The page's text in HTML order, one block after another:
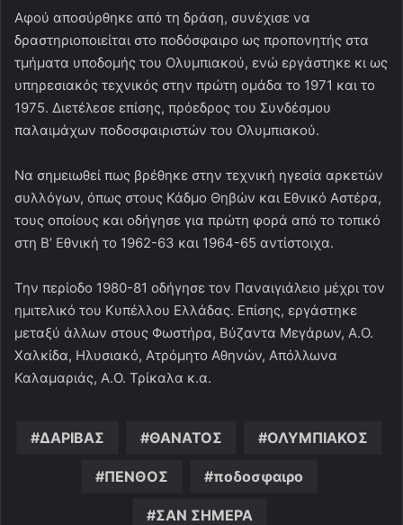
Αφού αποσύρθηκε από τη δράση, συνέχισε να
δραστηριοποιείται στο ποδόσφαιρο ως προπονητής στα
τμήματα υποδομής του Ολυμπιακού, ενώ εργάστηκε κι ως
υπηρεσιακός τεχνικός στην πρώτη ομάδα το 1971 και το
1975. Διετέλεσε επίσης, πρόεδρος του Συνδέσμου
παλαιμάχων ποδοσφαιριστών του Ολυμπιακού.
Να σημειωθεί πως βρέθηκε στην τεχνική ηγεσία αρκετών
συλλόγων, όπως στους Κάδμο Θηβών και Εθνικό Αστέρα,
τους οποίους και οδήγησε για πρώτη φορά από το τοπικό
στη Β’ Εθνική το 1962-63 και 1964-65 αντίστοιχα.
Την περίοδο 1980-81 οδήγησε τον Παναιγιάλειο μέχρι τον
ημιτελικό του Κυπέλλου Ελλάδας. Επίσης, εργάστηκε
μεταξύ άλλων στους Φωστήρα, Βύζαντα Μεγάρων, Α.Ο.
Χαλκίδα, Ηλυσιακό, Ατρόμητο Αθηνών, Απόλλωνα
Καλαμαριάς, Α.Ο. Τρίκαλα κ.α.
ΔΑΡΙΒΑΣ ΘΑΝΑΤΟΣ ΟΛΥΜΠΙΑΚΟΣ
ΠΕΝΘΟΣ ποδοσφαιρο
ΣΑΝ ΣΗΜΕΡΑ